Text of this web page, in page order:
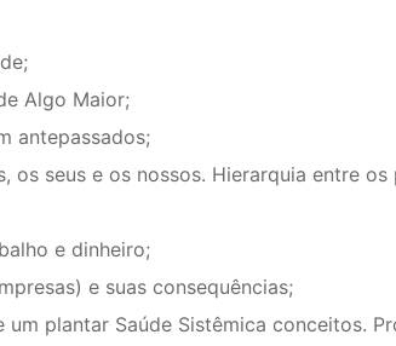
Algo Maior;
antepassados;
os seus e os nossos. Hierarquia entre
e dinheiro;
e suas consequências;
plantar Saúde Sistêmica conceitos.